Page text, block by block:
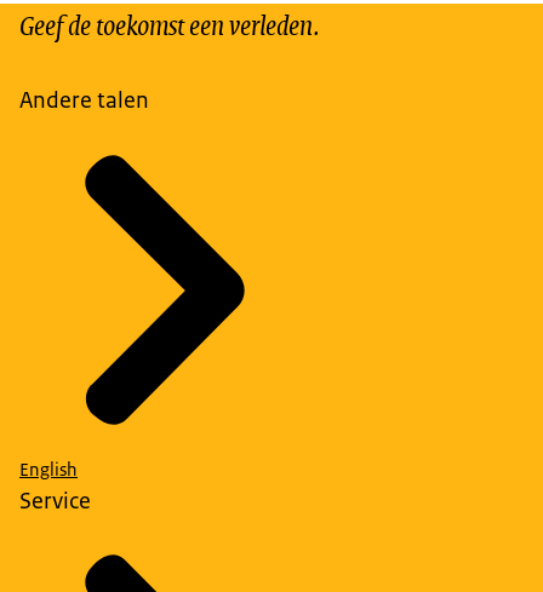
Geef de toekomst een verleden.
Andere talen
English
Service